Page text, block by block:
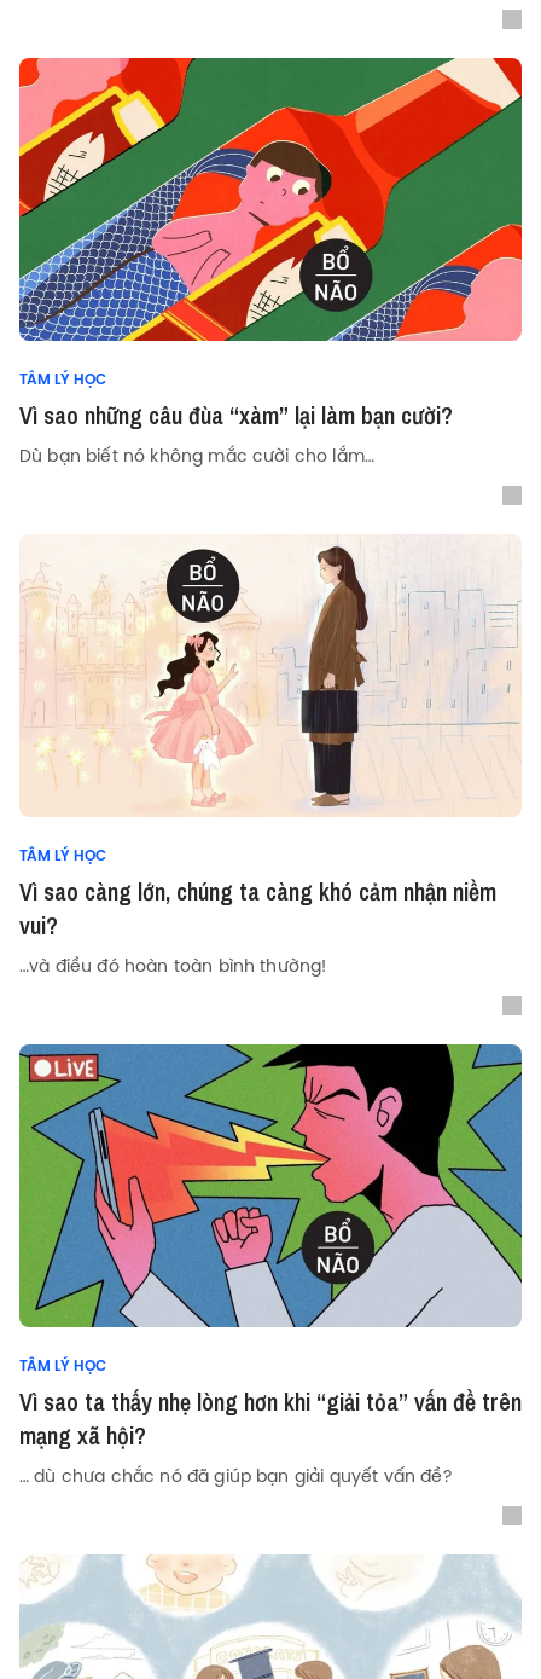
TÂM LÝ HỌC
Vì sao những câu đùa “xàm” lại làm bạn cười?
Dù bạn biết nó không mắc cười cho lắm…
TÂM LÝ HỌC
Vì sao càng lớn, chúng ta càng khó cảm nhận niềm
vui?
…và điều đó hoàn toàn bình thường!
TÂM LÝ HỌC
Vì sao ta thấy nhẹ lòng hơn khi “giải tỏa” vấn đề trên
mạng xã hội?
… dù chưa chắc nó đã giúp bạn giải quyết vấn đề?